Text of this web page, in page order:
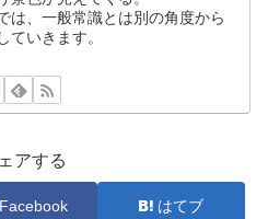
は、一般常識とは別の角度から
ていきます。
アする
Facebook はてブ